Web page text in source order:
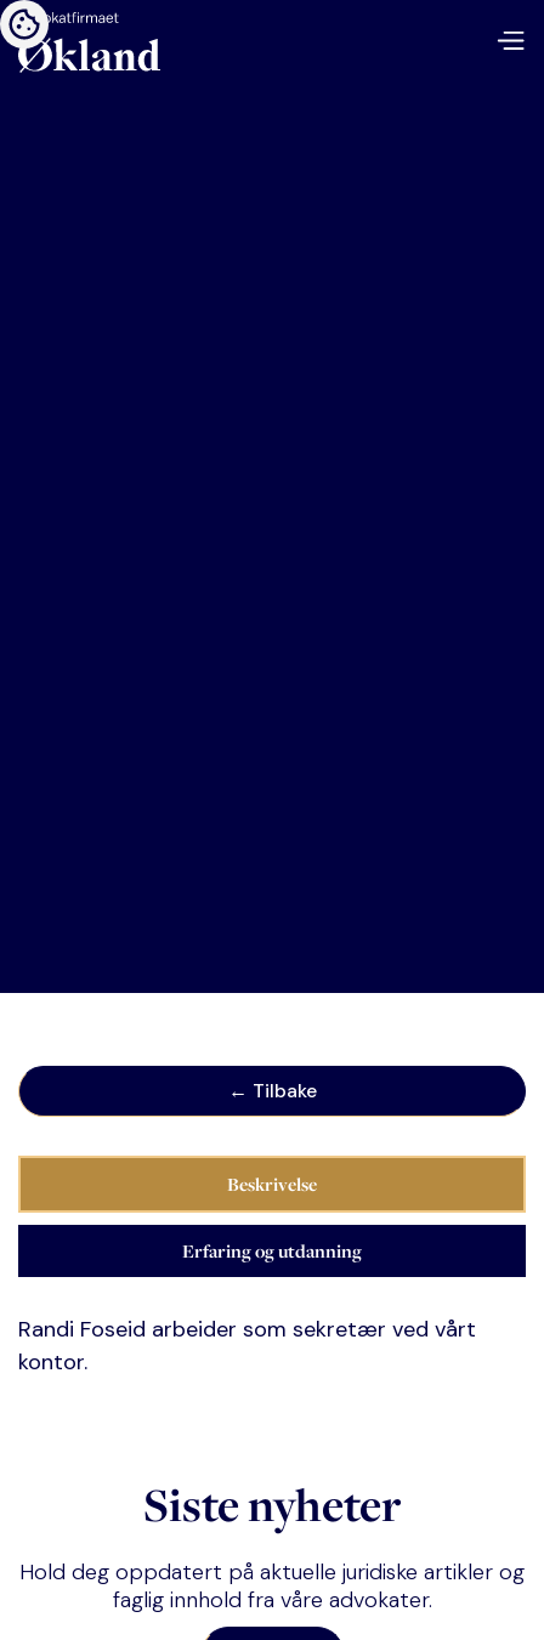
← Tilbake
Beskrivelse
Erfaring og utdanning
Randi Foseid arbeider som sekretær ved vårt
kontor.
Siste nyheter
Hold deg oppdatert på aktuelle juridiske artikler og
faglig innhold fra våre advokater.